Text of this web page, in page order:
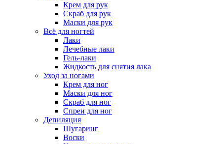
Крем для рук
Скраб для рук
Маски для рук
Всё для ногтей
Лаки
Лечебные лаки
Гель-лаки
Жидкость для снятия лака
Уход за ногами
Крем для ног
Маски для ног
Скраб для ног
Спреи для ног
Депиляция
Шугаринг
Воски